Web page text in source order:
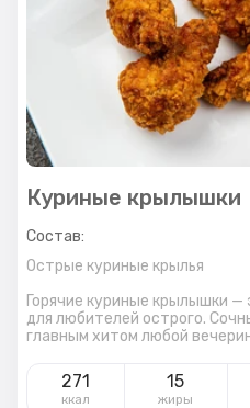
Куриные крылышки
Состав:
Острые куриные крылья
Горячие куриные крылышки
для любителей острого.
главным хитом любой
271
ккал
15
жиры